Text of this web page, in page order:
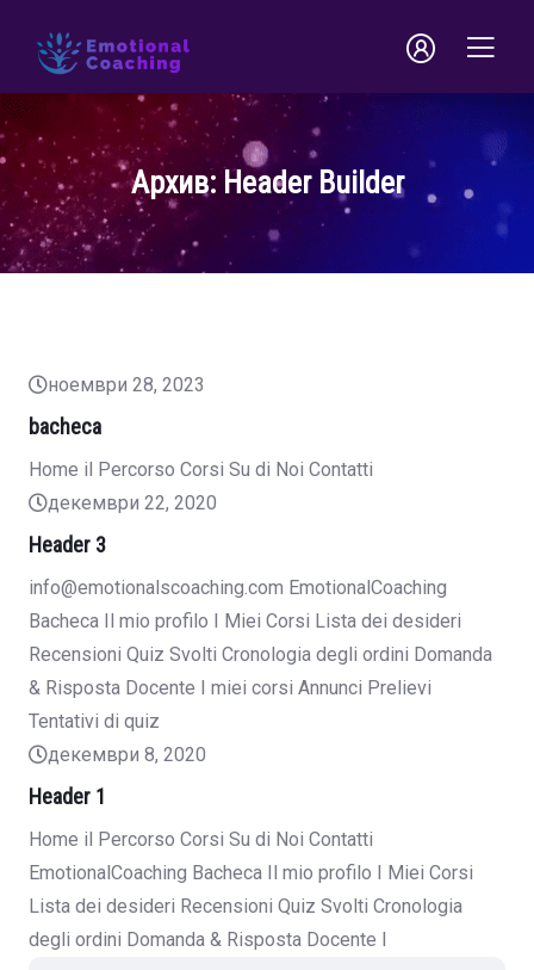
Архив:Header Builder
ноември 28, 2023
bacheca
Home il Percorso Corsi Su di Noi Contatti
декември 22, 2020
Header 3
info@emotionalscoaching.com EmotionalCoaching
Bacheca Il mio profilo I Miei Corsi Lista dei desideri
Recensioni Quiz Svolti Cronologia degli ordini Domanda
& Risposta Docente I miei corsi Annunci Prelievi
Tentativi di quiz
декември 8, 2020
Header 1
Home il Percorso Corsi Su di Noi Contatti
EmotionalCoaching Bacheca Il mio profilo I Miei Corsi
Lista dei desideri Recensioni Quiz Svolti Cronologia
degli ordini Domanda & Risposta Docente I